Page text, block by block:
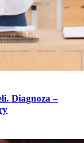
Diagnoza –